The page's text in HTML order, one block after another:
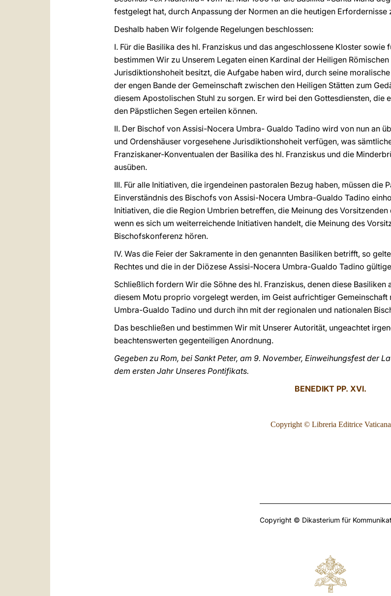
festgelegt hat, durch Anpassung der Normen an die heutigen Erfordernisse
Deshalb haben Wir folgende Regelungen beschlossen:
I. Für die Basilika des hl. Franziskus und das angeschlossene Kloster
bestimmen Wir zu Unserem Legaten einen Kardinal der Heiligen
Jurisdiktionshoheit besitzt, die Aufgabe haben wird, durch seine
der engen Bande der Gemeinschaft zwischen den Heiligen Stätten zum
diesem Apostolischen Stuhl zu sorgen. Er wird bei den Gottesdiensten, die
den Päpstlichen Segen erteilen können.
II. Der Bischof von Assisi-Nocera Umbra- Gualdo Tadino wird von nun an
und Ordenshäuser vorgesehene Jurisdiktionshoheit verfügen, was
Franziskaner-Konventualen der Basilika des hl. Franziskus und die
ausüben.
III. Für alle Initiativen, die irgendeinen pastoralen Bezug haben, müssen die
Einverständnis des Bischofs von Assisi-Nocera Umbra-Gualdo Tadino
Initiativen, die die Region Umbrien betreffen, die Meinung des
wenn es sich um weiterreichende Initiativen handelt, die Meinung des
Bischofskonferenz hören.
IV. Was die Feier der Sakramente in den genannten Basiliken betrifft, so
Rechtes und die in der Diözese Assisi-Nocera Umbra-Gualdo Tadino
Schließlich fordern Wir die Söhne des hl. Franziskus, denen diese
diesem Motu proprio vorgelegt werden, im Geist aufrichtiger
Umbra-Gualdo Tadino und durch ihn mit der regionalen und nationalen
Das beschließen und bestimmen Wir mit Unserer Autorität, ungeachtet
beachtenswerten gegenteiligen Anordnung.
Gegeben zu Rom, bei Sankt Peter, am 9. November, Einweihungsfest der
dem ersten Jahr Unseres Pontifikats.
BENEDIKT PP. XVI.
Copyright © Libreria Editrice Vaticana
Copyright © Dikasterium für